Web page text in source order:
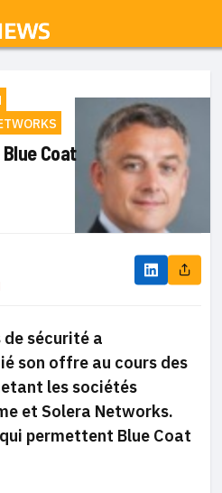
Coat
de sécurité a
son offre au cours des
les sociétés
et Solera Networks.
permettent Blue Coat